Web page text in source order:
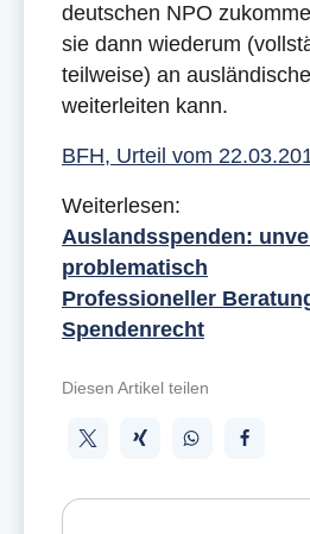
deutschen NPO
sie dann wiederum
teilweise) an
weiterleiten kann.
BFH, Urteil vom
Weiterlesen:
Auslandsspenden:
problematisch
Professioneller
Spendenrecht
Diesen Artikel teilen